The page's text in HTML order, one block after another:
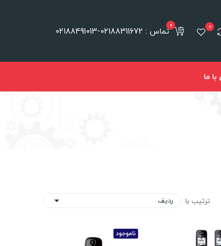
0 تماس : 02188311672-021884910130
ما
ترتیب با: ردیف 
ناموجود